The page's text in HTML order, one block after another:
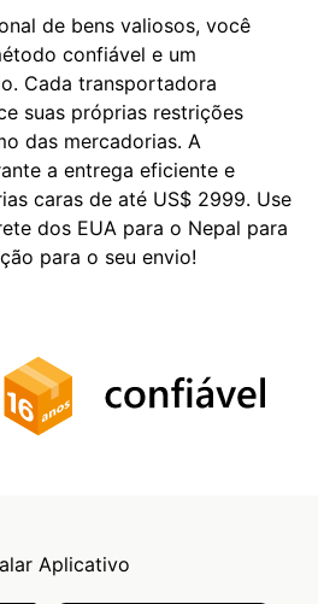
de bens valiosos, você
confiável e um
Cada transportadora
suas próprias restrições
das mercadorias. A
a entrega eficiente e
caras de até US$ 2999. Use
dos EUA para o Nepal para
para o seu envio!
Aplicativo